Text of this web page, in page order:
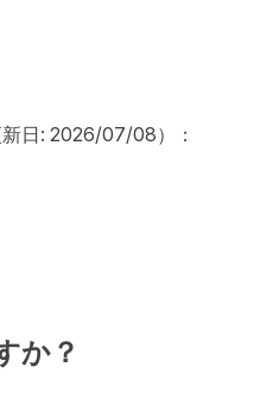
日: 2026/07/08）：
か？